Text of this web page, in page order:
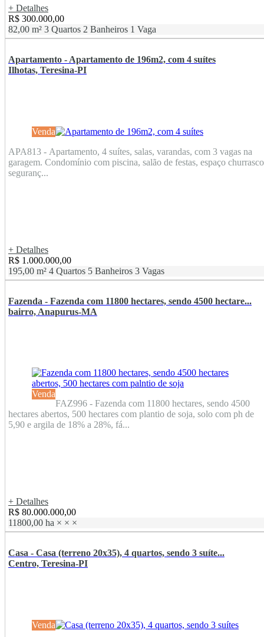
+ Detalhes
R$ 300.000,00
82,00 m² 3 Quartos 2 Banheiros 1 Vaga
Apartamento - Apartamento de 196m2, com 4 suítes
Ilhotas, Teresina-PI
Venda
APA813 - Apartamento, 4 suítes, salas, varandas, com 3 vagas na
garagem. Condomínio com piscina, salão de festas, espaço
seguranç...
+ Detalhes
R$ 1.000.000,00
195,00 m² 4 Quartos 5 Banheiros 3 Vagas
Fazenda - Fazenda com 11800 hectares, sendo 4500 hectare...
bairro, Anapurus-MA
Venda
FAZ996 - Fazenda com 11800 hectares, sendo 4500
hectares abertos, 500 hectares com plantio de soja, solo com ph de
5,90 e argila de 18% a 28%, fá...
+ Detalhes
R$ 80.000.000,00
11800,00 ha × × ×
Casa - Casa (terreno 20x35), 4 quartos, sendo 3 suíte...
Centro, Teresina-PI
Venda